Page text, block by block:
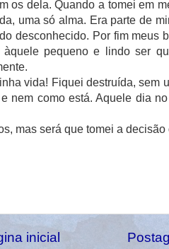
os dela. Quando a tomei em
uma só alma. Era parte de
desconhecido. Por fim meus
pequeno e lindo ser
vida! Fiquei destruída, sem
nem como está. Aquele dia
mas será que tomei a decisão
inicial